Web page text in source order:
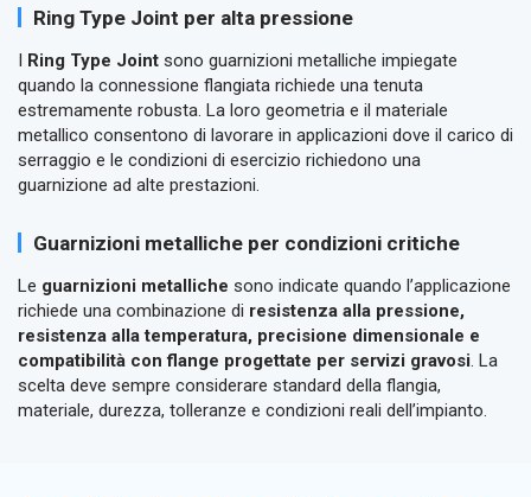
Ring Type Joint per alta pressione
I Ring Type Joint sono guarnizioni metalliche impiegate
quando la connessione flangiata richiede una tenuta
estremamente robusta. La loro geometria e il materiale
metallico consentono di lavorare in applicazioni dove il carico di
serraggio e le condizioni di esercizio richiedono una
guarnizione ad alte prestazioni.
Guarnizioni metalliche per condizioni critiche
Le guarnizioni metalliche sono indicate quando l’applicazione
richiede una combinazione di resistenza alla pressione,
resistenza alla temperatura, precisione dimensionale e
compatibilità con flange progettate per servizi gravosi. La
scelta deve sempre considerare standard della flangia,
materiale, durezza, tolleranze e condizioni reali dell’impianto.